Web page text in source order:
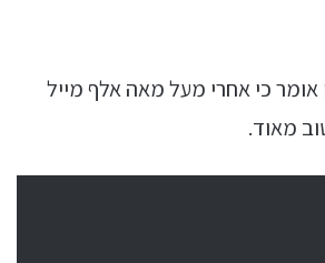
אומר כי אחרי מעל מאה אלף מייל
מאוד.